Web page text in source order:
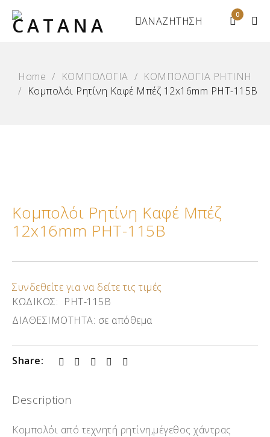
0
ΑΝΑΖΗΤΗΣΗ
Home / ΚΟΜΠΟΛΟΓΙΑ / ΚΟΜΠΟΛΟΓΙΑ ΡΗΤΙΝΗ
/ Κομπολόι Ρητίνη Καφέ Μπέζ 12x16mm ΡΗΤ-115Β
Κομπολόι Ρητίνη Καφέ Μπέζ
12x16mm ΡΗΤ-115Β
Συνδεθείτε για να δείτε τις τιμές
ΚΩΔΙΚΟΣ: ΡΗΤ-115Β
ΔΙΑΘΕΣΙΜΟΤΗΤΑ: σε απόθεμα
Share:
Description
Κομπολόι από τεχνητή ρητίνη,μέγεθος χάντρας